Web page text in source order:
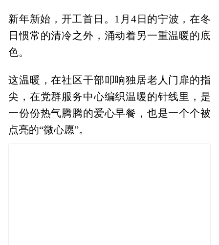
新年新始，开工首日。1月4日的宁波，在冬
日惯常的清冷之外，涌动着另一重温暖的底
色。
这温暖，在社区干部叩响独居老人门扉的指
尖，在党群服务中心编织温暖的针线里，是
一份份热气腾腾的爱心早餐，也是一个个被
点亮的“微心愿”。